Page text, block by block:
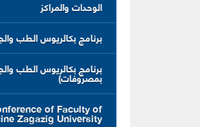
الوحدات والمراكز
برنامج بكالريوس الطب
برنامج بكالريوس الطب
بمصروفات)
of Faculty of
Zagazig University